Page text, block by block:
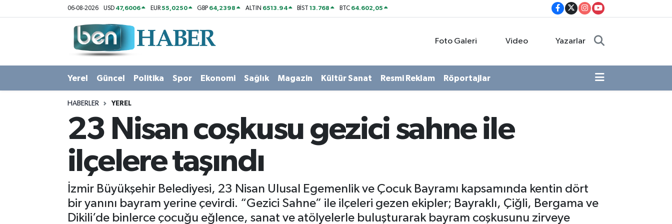
06-08-2026 USD 47,6006 EUR55,0250 GBP 64,2398 ALTIN 6513.94 BİST13.768 BTC 64.602,05
Foto Galeri Video Yazarlar
Yerel Güncel Politika Spor Ekonomi Sağlık Magazin Kültür Sanat Resmi Reklam Röportajlar
HABERLER YEREL
23 Nisan coşkusu gezici sahne ile
ilçelere taşındı
İzmir Büyükşehir Belediyesi, 23 Nisan Ulusal Egemenlik ve Çocuk Bayramı kapsamında kentin dört
bir yanını bayram yerine çevirdi. “Gezici Sahne” ile ilçeleri gezen ekipler; Bayraklı, Çiğli, Bergama ve
Dikili’de binlerce çocuğu eğlence, sanat ve atölyelerle buluşturarak bayram coşkusunu zirveye
Politika
Kültür Sanat
Hava Durumu
Süper Lig Puan Durumu ve Fikstür
Son Dakika Haberleri